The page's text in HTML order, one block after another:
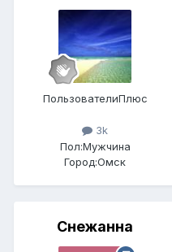
ПользователиПлюс
3k
Пол:Мужчина
Город:Омск
Снежанна